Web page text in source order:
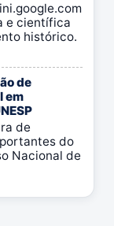
e científica
histórico.
de
em
de
do
Nacional de